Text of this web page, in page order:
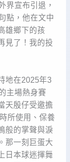
界宣布引退，
點，他在文中
雄鄉下的孩
見了！我的投
地在2025年3
主場熱身賽
天殷仔受邀擔
所使用、保養
般的掌聲與淚
那一刻巨蛋大
日本球迷揮舞